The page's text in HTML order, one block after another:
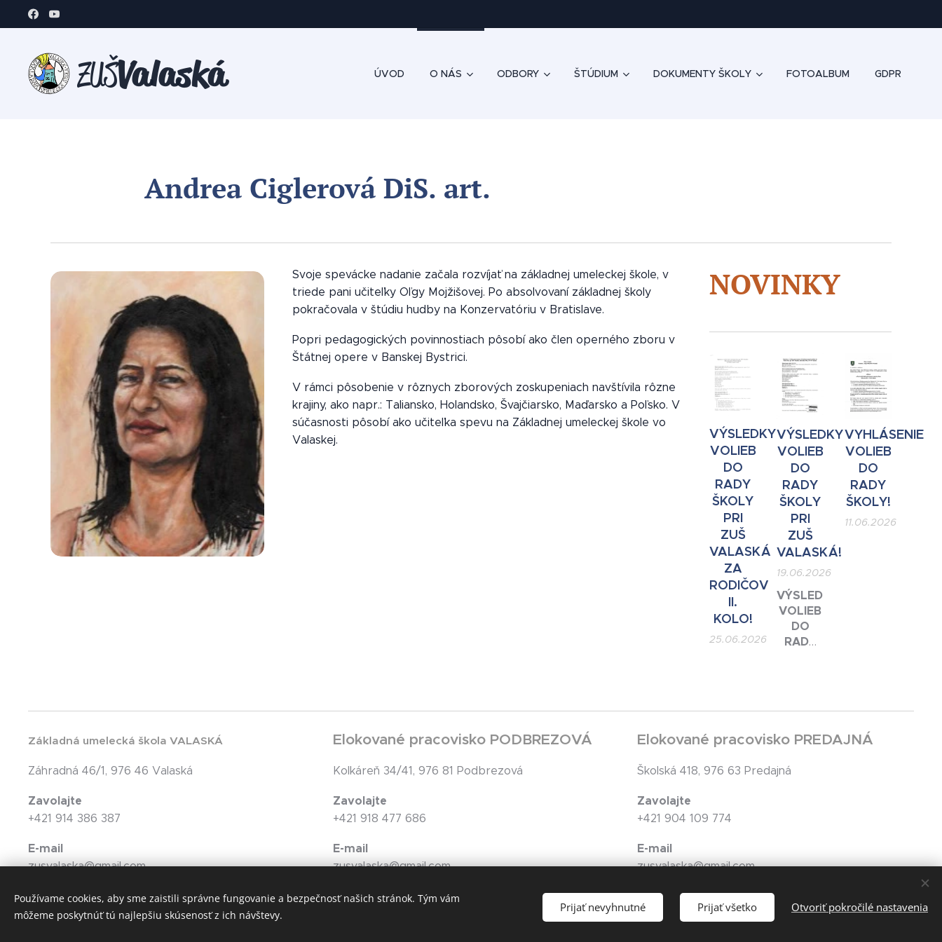
ZUŠValaská ÚVOD O NÁS ODBORY ŠTÚDIUM DOKUMENTY ŠKOLY FOTOALBUM GDPR
Andrea Ciglerová DiS. art.
Svoje spevácke nadanie začala rozvíjať na základnej umeleckej škole, v
triede pani učiteľky Oľgy Mojžišovej. Po absolvovaní základnej školy
pokračovala v štúdiu hudby na Konzervatóriu v Bratislave.
Popri pedagogických povinnostiach pôsobí ako člen operného zboru v
Štátnej opere v Banskej Bystrici.
V rámci pôsobenie v rôznych zborových zoskupeniach navštívila rôzne
krajiny, ako napr.: Taliansko, Holandsko, Švajčiarsko, Maďarsko a Poľsko. V
súčasnosti pôsobí ako učiteľka spevu na Základnej umeleckej škole vo
Valaskej.
NOVINKY
VÝSLEDKY
VOLIEB
DO
RADY
ŠKOLY
PRI
ZUŠ
VALASKÁ
ZA
RODIČOV
II.
KOLO!
25.06.2026
VÝSLEDKY
VOLIEB
DO
RADY
ŠKOLY
PRI
ZUŠ
VALASKÁ!
19.06.2026
VÝSLEDKY
VOLIEB
DO
RADY
ŠKOLY!
VYHLÁSENIE
VOLIEB
DO
RADY
ŠKOLY!
11.06.2026
Základná umelecká škola VALASKÁ
Záhradná 46/1, 976 46 Valaská
Zavolajte
+421 914 386 387
E-mail
zusvalaska@gmail.com
Elokované pracovisko PODBREZOVÁ
Kolkáreň 34/41, 976 81 Podbrezová
Zavolajte
+421 918 477 686
E-mail
zusvalaska@gmail.com
Elokované pracovisko PREDAJNÁ
Školská 418, 976 63 Predajná
Zavolajte
+421 904 109 774
E-mail
zusvalaska@gmail.com
Používame cookies, aby sme zaistili správne fungovanie a bezpečnosť našich stránok. Tým vám
môžeme poskytnúť tú najlepšiu skúsenosť z ich návštevy.
Prijať nevyhnutné Prijať všetko Otvoriť pokročilé nastavenia